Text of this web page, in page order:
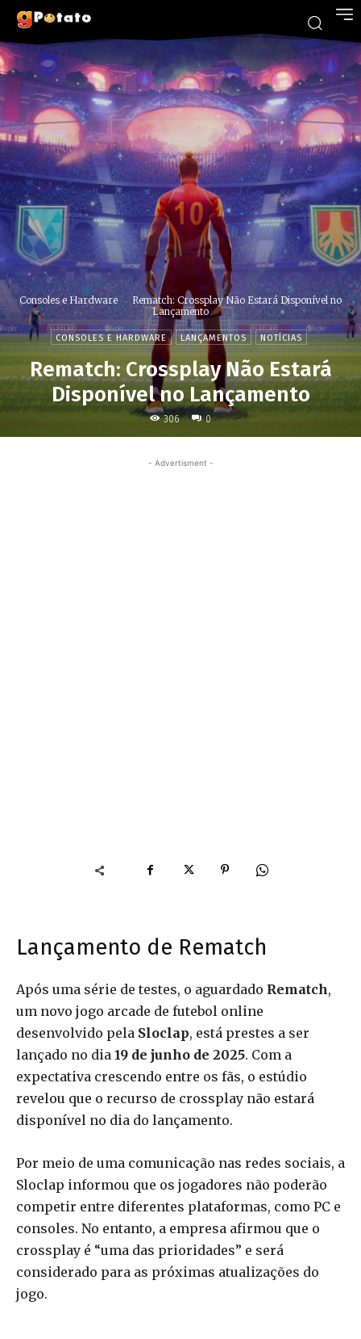
Consoles e Hardware
Rematch: Crossplay Não Estará Disponível no
Lançamento
CONSOLES E HARDWARE LANÇAMENTOS NOTÍCIAS
Rematch: Crossplay Não Estará
Disponível no Lançamento
306 0
- Advertisment -
Lançamento de Rematch
Após uma série de testes, o aguardado Rematch,
um novo jogo arcade de futebol online
desenvolvido pela Sloclap, está prestes a ser
lançado no dia 19 de junho de 2025. Com a
expectativa crescendo entre os fãs, o estúdio
revelou que o recurso de crossplay não estará
disponível no dia do lançamento.
Por meio de uma comunicação nas redes sociais, a
Sloclap informou que os jogadores não poderão
competir entre diferentes plataformas, como PC e
consoles. No entanto, a empresa afirmou que o
crossplay é “uma das prioridades” e será
considerado para as próximas atualizações do
jogo.